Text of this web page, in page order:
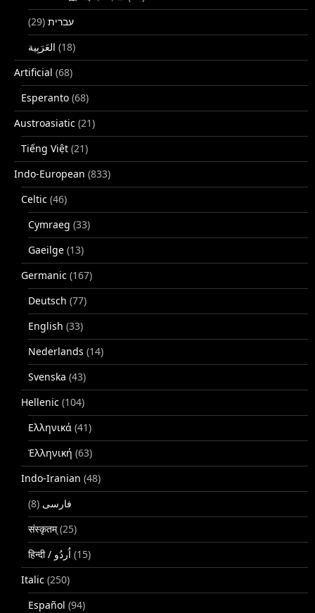
עברית (29)
(18)
Artificial (68)
Esperanto (68)
Austroasiatic (21)
Tiếng Việt (21)
Indo-European (833)
Celtic (46)
Cymraeg (33)
Gaeilge (13)
Germanic (167)
Deutsch (77)
English (33)
Nederlands (14)
Svenska (43)
Hellenic (104)
Ελληνικά (41)
Ἑλληνική (63)
Indo-Iranian (48)
فارسی (8)
संस्कृतम्(25)
(15)
Italic (250)
Español (94)